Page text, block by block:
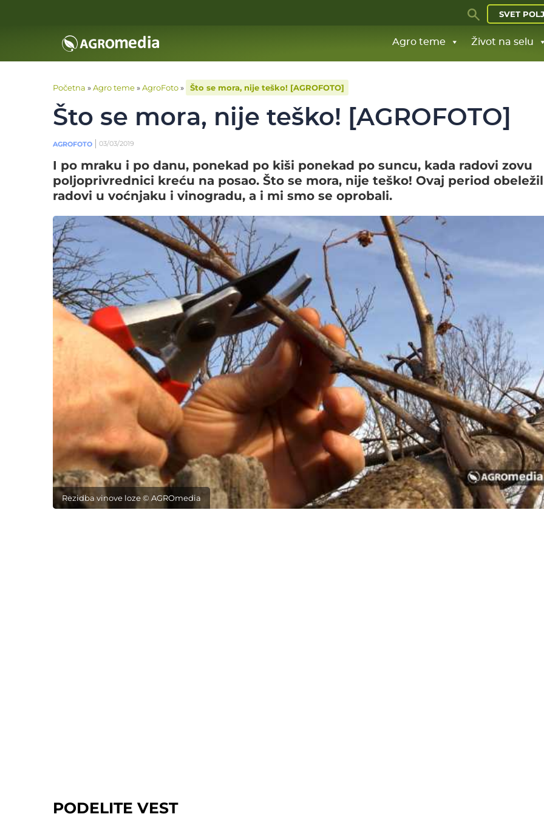
SVET
Agro teme Život na selu
Početna »Agro teme»AgroFoto» Što se mora, nije teško! [AGROFOTO]
Što se mora, nije teško! [AGROFOTO]
AGROFOTO 03/03/2019
I po mraku i po danu, ponekad po kiši ponekad po suncu, kada radovi zovu
poljoprivrednici kreću na posao. Što se mora, nije teško! Ovaj period
radovi u voćnjaku i vinogradu, a i mi smo se oprobali.
Rezidba vinove loze © AGROmedia
PODELITE VEST